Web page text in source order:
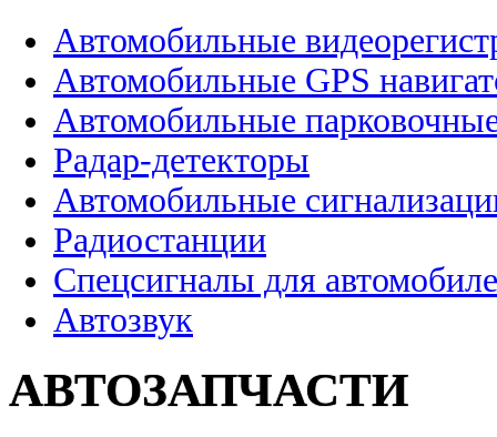
Автомобильные
Автомобильные GPS
Автомобильные
Радар-детекторы
Автомобильные
Радиостанции
Спецсигналы для
Автозвук
АВТОЗАПЧАСТИ